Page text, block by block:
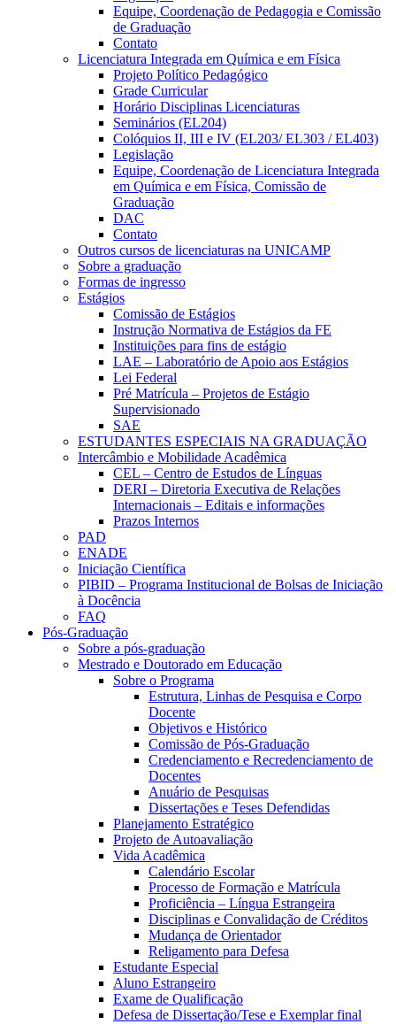
Equipe, Coordenação de Pedagogia e Comissão
de Graduação
Contato
Licenciatura Integrada em Química e em Física
Projeto Político Pedagógico
Grade Curricular
Horário Disciplinas Licenciaturas
Seminários (EL204)
Colóquios II, III e IV (EL203/ EL303 / EL403)
Legislação
Equipe, Coordenação de Licenciatura Integrada
em Química e em Física, Comissão de
Graduação
DAC
Contato
Outros cursos de licenciaturas na UNICAMP
Sobre a graduação
Formas de ingresso
Estágios
Comissão de Estágios
Instrução Normativa de Estágios da FE
Instituições para fins de estágio
LAE – Laboratório de Apoio aos Estágios
Lei Federal
Pré Matrícula – Projetos de Estágio
Supervisionado
SAE
ESTUDANTES ESPECIAIS NA GRADUAÇÃO
Intercâmbio e Mobilidade Acadêmica
CEL – Centro de Estudos de Línguas
DERI – Diretoria Executiva de Relações
Internacionais – Editais e informações
Prazos Internos
PAD
ENADE
Iniciação Científica
PIBID – Programa Institucional de Bolsas de Iniciação
à Docência
FAQ
Pós-Graduação
Sobre a pós-graduação
Mestrado e Doutorado em Educação
Sobre o Programa
Estrutura, Linhas de Pesquisa e Corpo
Docente
Objetivos e Histórico
Comissão de Pós-Graduação
Credenciamento e Recredenciamento de
Docentes
Anuário de Pesquisas
Dissertações e Teses Defendidas
Planejamento Estratégico
Projeto de Autoavaliação
Vida Acadêmica
Calendário Escolar
Processo de Formação e Matrícula
Proficiência – Língua Estrangeira
Disciplinas e Convalidação de Créditos
Mudança de Orientador
Religamento para Defesa
Estudante Especial
Aluno Estrangeiro
Exame de Qualificação
Defesa de Dissertação/Tese e Exemplar final